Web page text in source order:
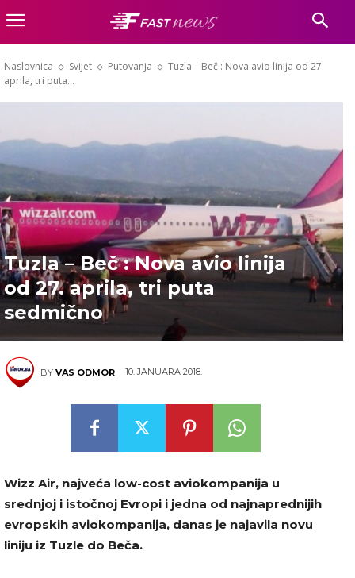
Naslovnica Svijet Putovanja
Tuzla – Beč : Nova avio linija od 27.
aprila, tri puta...
Tuzla – Beč : Nova avio linija
od 27. aprila, tri puta
sedmično
BY VAS ODMOR 10. JANUARA 2018.
Wizz Air, najveća low-cost aviokompanija u
srednjoj i istočnoj Evropi i jedna od najnaprednijih
evropskih aviokompanija, danas je najavila novu
liniju iz Tuzle do Beča.